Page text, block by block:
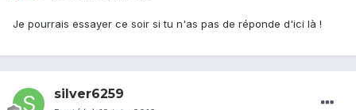
Je pourrais essayer ce soir si tu n'as pas de réponde d'ici là !
silver6259